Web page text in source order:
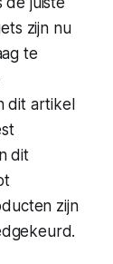
zijn nu
te
dit artikel
dit
zijn